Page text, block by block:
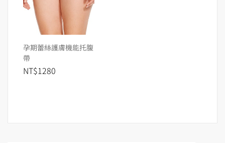
孕期蕾絲護膚機能托腹
帶
NT$1280